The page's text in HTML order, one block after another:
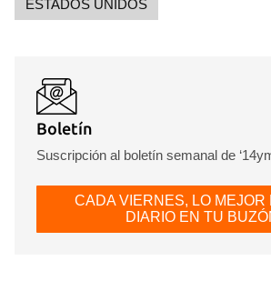
ESTADOS UNIDOS
Boletín
Suscripción al boletín semanal de
CADA VIERNES, LO MEJOR
DIARIO EN TU